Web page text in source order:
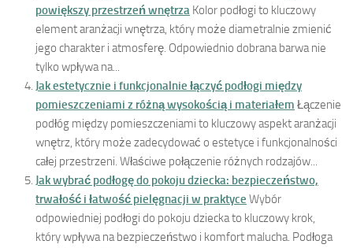
powiększy przestrzeń wnętrza Kolor podłogi to kluczowy
element aranżacji wnętrza, który może diametralnie zmienić
jego charakter i atmosferę. Odpowiednio dobrana barwa nie
tylko wpływa na...
Jak estetycznie i funkcjonalnie łączyć podłogi między
pomieszczeniami z różną wysokością i materiałem Łączenie
podłóg między pomieszczeniami to kluczowy aspekt aranżacji
wnętrz, który może zadecydować o estetyce i funkcjonalności
całej przestrzeni. Właściwe połączenie różnych rodzajów...
Jak wybrać podłogę do pokoju dziecka: bezpieczeństwo,
trwałość i łatwość pielęgnacji w praktyce Wybór
odpowiedniej podłogi do pokoju dziecka to kluczowy krok,
który wpływa na bezpieczeństwo i komfort malucha. Podłoga